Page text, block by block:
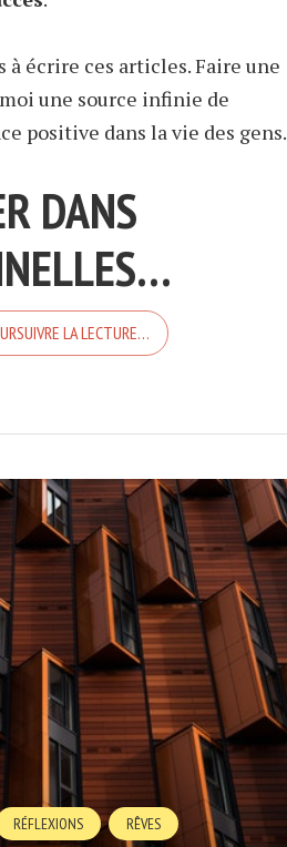
à écrire ces articles. Faire une
une source infinie de
positive dans la vie des gens.
DANS
LA LECTURE…
RÉFLEXIONS RÊVES